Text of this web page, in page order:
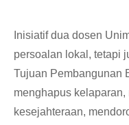
Inisiatif dua dosen
persoalan lokal, tetapi
Tujuan Pembangunan
menghapus
kesejahteraan,